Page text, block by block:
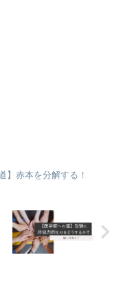
】赤本を分解する！